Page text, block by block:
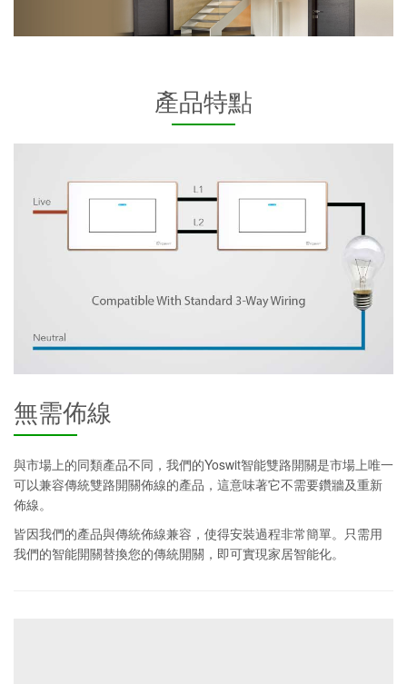
產品特點
無需佈線
與市場上的同類產品不同，我們的Yoswit智能雙路開關是市場上唯一
可以兼容傳統雙路開關佈線的產品，這意味著它不需要鑽牆及重新
佈線。
皆因我們的產品與傳統佈線兼容，使得安裝過程非常簡單。只需用
我們的智能開關替換您的傳統開關，即可實現家居智能化。